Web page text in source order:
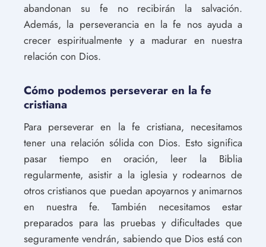
abandonan su fe no recibirán la salvación.
Además, la perseverancia en la fe nos ayuda a
crecer espiritualmente y a madurar en nuestra
relación con Dios.
Cómo podemos perseverar en la fe
cristiana
Para perseverar en la fe cristiana, necesitamos
tener una relación sólida con Dios. Esto significa
pasar tiempo en oración, leer la Biblia
regularmente, asistir a la iglesia y rodearnos de
otros cristianos que puedan apoyarnos y animarnos
en nuestra fe. También necesitamos estar
preparados para las pruebas y dificultades que
seguramente vendrán, sabiendo que Dios está con